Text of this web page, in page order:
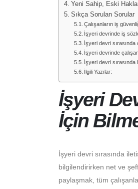
Yeni Sahip, Eski
Sıkça Sorulan Sorular
Çalışanların iş
İşyeri devrinde iş
İşyeri devri sırasında
İşyeri devrinde
İşyeri devri
İlgili Yazılar:
İşyeri
İçin
İşyeri devri sırasında
bilgilendirirken net ve
paylaşmak, tüm